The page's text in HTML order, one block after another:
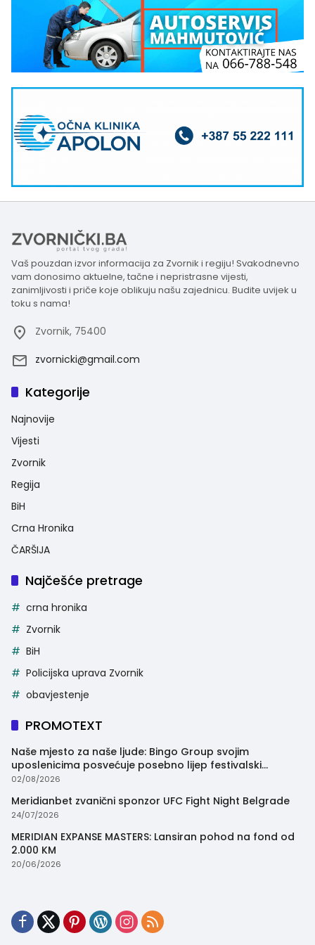
Vaš pouzdan izvor informacija za Zvornik i regiju! Svakodnevno
vam donosimo aktuelne, tačne i nepristrasne vijesti,
zanimljivosti i priče koje oblikuju našu zajednicu. Budite uvijek u
toku s nama!
Zvornik, 75400
zvornicki@gmail.com
Kategorije
Najnovije
Vijesti
Zvornik
Regija
BiH
Crna Hronika
ČARŠIJA
Najčešće pretrage
crna hronika
Zvornik
BiH
Policijska uprava Zvornik
obavjestenje
PROMOTEXT
Naše mjesto za naše ljude: Bingo Group svojim
uposlenicima posvećuje posebno lijep festivalski
trenutak
02/08/2026
Meridianbet zvanični sponzor UFC Fight Night Belgrade
24/07/2026
MERIDIAN EXPANSE MASTERS: Lansiran pohod na fond od
2.000 KM
20/06/2026